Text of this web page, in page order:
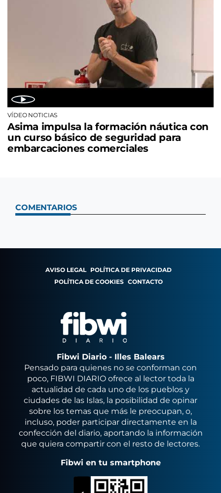
VÍDEO NOTICIAS
Asima impulsa la formación náutica con
un curso básico de seguridad para
embarcaciones comerciales
COMENTARIOS
AVISO LEGAL POLÍTICA DE PRIVACIDAD
POLÍTICA DE COOKIES CONTACTO
Fibwi Diario - Illes Balears
Pensado para quienes no se conforman con
poco, FIBWI DIARIO ofrece al lector toda la
actualidad de cada uno de los pueblos y
ciudades de las Islas, la posibilidad de opinar
sobre los temas que más le preocupan, o,
incluso, poder participar directamente en la
confección del diario, aportando la información
que quiera compartir con el resto de lectores.
Fibwi en tu smartphone